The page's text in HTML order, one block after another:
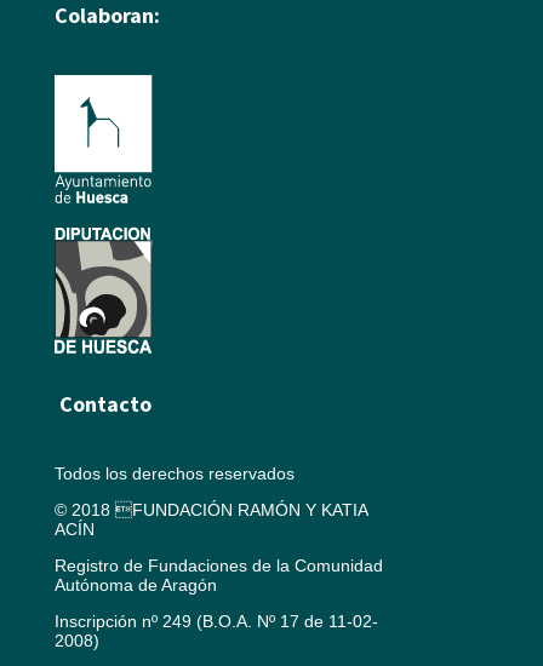
Colaboran:
Contacto
Todos los derechos reservados
© 2018 FUNDACIÓN RAMÓN Y KATIA
ACÍN
Registro de Fundaciones de la Comunidad
Autónoma de Aragón
Inscripción nº 249 (B.O.A. Nº 17 de 11-02-
2008)